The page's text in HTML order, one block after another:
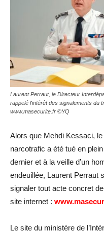
Laurent Perraut, le Directeur
rappelé l'intérêt des signalements du
www.masecurite.fr ©YQ
Alors que Mehdi Kessaci,
narcotrafic a été tué en
dernier et à la veille d’un
endeuillée, Laurent Perraut
signaler tout acte concret
site internet :
Le site du ministère de